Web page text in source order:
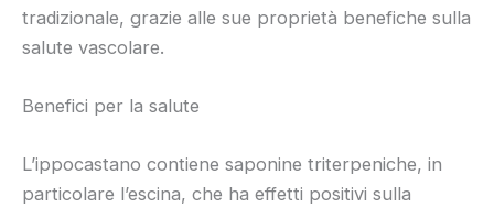
tradizionale, grazie alle sue proprietà benefiche sulla
salute vascolare.
Benefici per la salute
L’ippocastano contiene saponine triterpeniche, in
particolare l’escina, che ha effetti positivi sulla